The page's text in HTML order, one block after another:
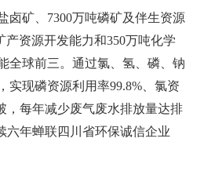
卤矿、7300万吨磷矿及伴生资源
产资源开发能力和350万吨化学
全球前三。通过氯、氢、磷、钠
实现磷资源利用率99.8%、氯资
，每年减少废气废水排放量达排
六年蝉联四川省环保诚信企业